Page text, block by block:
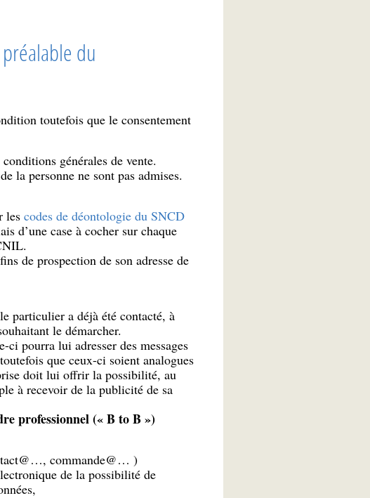
du
toutefois que le consentement
générales de vente.
la personne ne sont pas admises.
les codes de déontologie du SNCD
d’une case à cocher sur chaque
de prospection de son adresse de
particulier a déjà été contacté, à
le démarcher.
pourra lui adresser des messages
que ceux-ci soient analogues
doit lui offrir la possibilité, au
à recevoir de la publicité de sa
professionnel (« B to B »)
commande@… )
de la possibilité de